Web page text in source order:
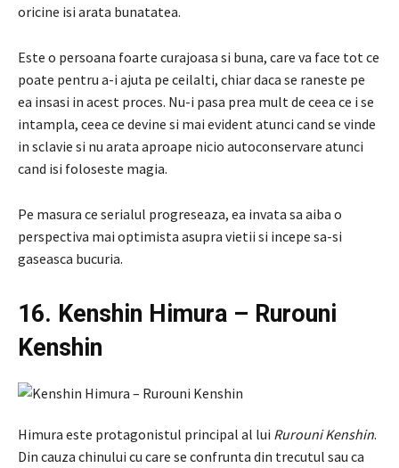
oricine isi arata bunatatea.
Este o persoana foarte curajoasa si buna, care va face tot ce
poate pentru a-i ajuta pe ceilalti, chiar daca se raneste pe
ea insasi in acest proces. Nu-i pasa prea mult de ceea ce i se
intampla, ceea ce devine si mai evident atunci cand se vinde
in sclavie si nu arata aproape nicio autoconservare atunci
cand isi foloseste magia.
Pe masura ce serialul progreseaza, ea invata sa aiba o
perspectiva mai optimista asupra vietii si incepe sa-si
gaseasca bucuria.
16. Kenshin Himura – Rurouni
Kenshin
Himura este protagonistul principal al lui Rurouni Kenshin.
Din cauza chinului cu care se confrunta din trecutul sau ca